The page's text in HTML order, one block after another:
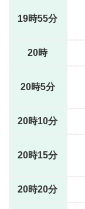
19時55分
20時
20時5分
20時10分
20時15分
20時20分